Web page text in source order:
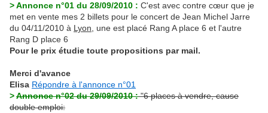
> Annonce n°01 du 28/09/2010 : C'est avec contre cœur que je
met en vente mes 2 billets pour le concert de Jean Michel Jarre
du 04/11/2010 à Lyon , une est placé Rang A place 6 et l'autre
Rang D place 6
Pour le prix étudie toute propositions par mail.
Merci d'avance
Elisa Répondre à l'annonce n°01
>Annonce n°02 du 29/09/2010 :"6 places à vendre, cause
double emploi: